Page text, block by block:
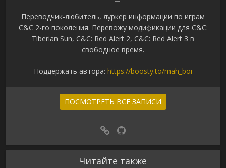
Переводчик-любитель, луркер информации по играм
C&C 2-го поколения. Перевожу модификации для C&C:
Tiberian Sun, C&C: Red Alert 2, C&C: Red Alert 3 в
свободное время.
Поддержать автора: https://boosty.to/mah_boi
ПОСМОТРЕТЬ ВСЕ ЗАПИСИ
Читайте также